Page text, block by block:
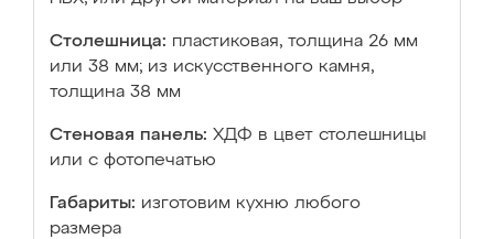
Столешница: пластиковая, толщина 26 мм
или 38 мм; из искусственного камня,
толщина 38 мм
Стеновая панель: ХДФ в цвет столешницы
или с фотопечатью
Габариты: изготовим кухню любого
размера